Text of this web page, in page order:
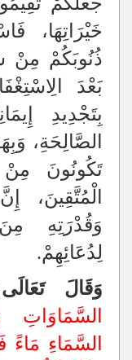
خَيْرَاتِهَا،
ذُنُوبَكُمْ مِنْ
بَعْدَ
بِتَجْدِيدِ
الصَّالِحَةِ،
تَكُونُونَ مِنْ
الْمُتَّقِينَ،
وَقُدْرَتِهِ
لِدُعَائِهِمْ.
وَقَالَ
السَّمَاءِ